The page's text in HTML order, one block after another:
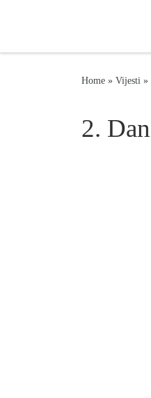
Home » Vijesti »
2.